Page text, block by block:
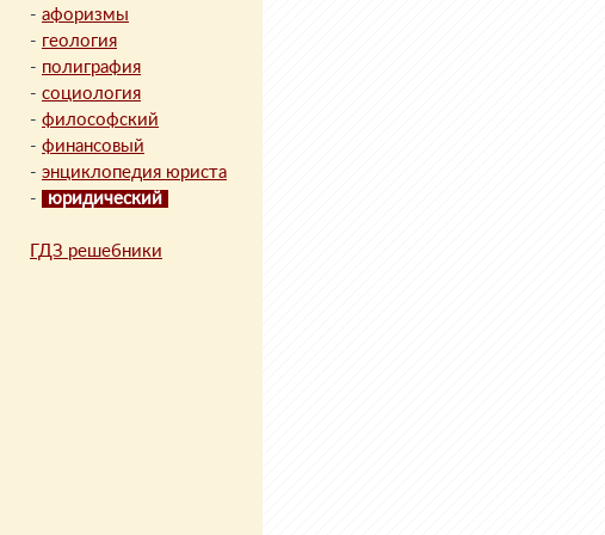
- афоризмы
- геология
- полиграфия
- социология
- философский
- финансовый
- энциклопедия юриста
-
юридический
ГДЗ решебники